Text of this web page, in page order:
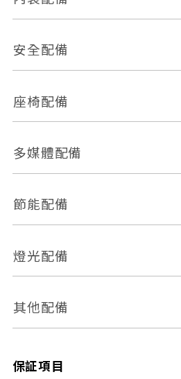
後視鏡方向指示燈
多功能方向盤
恆溫空調
安全配備
前座正面氣囊
ABS防鎖死
車道偏離警示
自動停車系統
倒車雷達
座椅配備
皮椅
多媒體配備
外部音源接入
節能配備
引擎啟閉系統
燈光配備
感應頭燈
頭燈光源
其他配備
保証項目